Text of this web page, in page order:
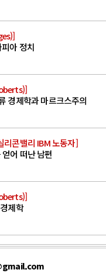
아 정치
경제학과 마르크스주의
리콘밸리 IBM 노동자]
어 떠난 남편
제학